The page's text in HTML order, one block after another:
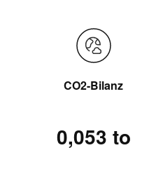
CO2-Bilanz
0,053 to